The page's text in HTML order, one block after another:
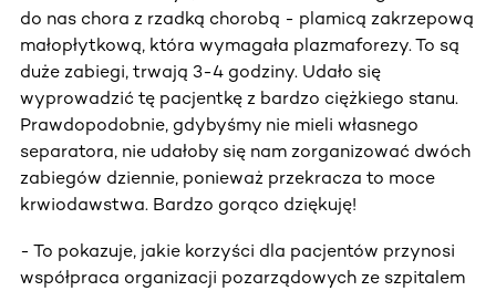
do nas chora z rzadką chorobą - plamicą zakrzepową
małopłytkową, która wymagała plazmaforezy. To są
duże zabiegi, trwają 3-4 godziny. Udało się
wyprowadzić tę pacjentkę z bardzo ciężkiego stanu.
Prawdopodobnie, gdybyśmy nie mieli własnego
separatora, nie udałoby się nam zorganizować dwóch
zabiegów dziennie, ponieważ przekracza to moce
krwiodawstwa. Bardzo gorąco dziękuję!
- To pokazuje, jakie korzyści dla pacjentów przynosi
współpraca organizacji pozarządowych ze szpitalem